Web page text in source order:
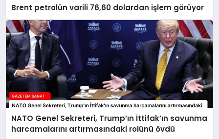
Brent petrolün varili 76,60 dolardan işlem görüyor
NATO Genel Sekreteri, Trump’ın İttifak’ın savunma
harcamalarını artırmasındaki rolünü övdü